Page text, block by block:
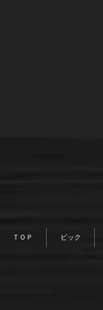
ＴＯＰ ピック